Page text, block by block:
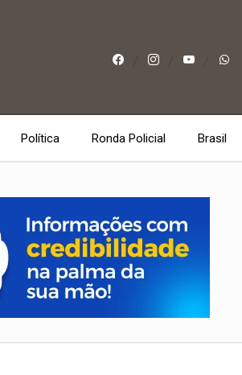
Política Ronda Policial Brasil